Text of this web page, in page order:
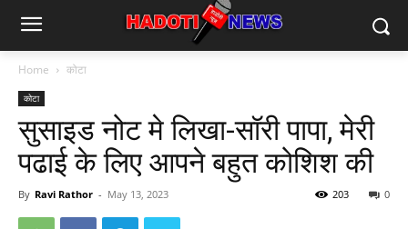
Home कोटा
कोटा
सुसाइड नोट मे लिखा-सॉरी पापा, मेरी
पढाई के लिए आपने बहुत कोशिश की
By Ravi Rathor - May 13, 2023 0
203